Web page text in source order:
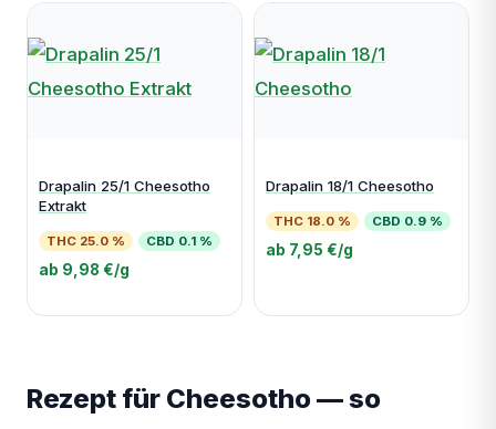
Drapalin 25/1 Cheesotho
Extrakt
THC 25.0 % CBD 0.1 %
ab 9,98 €/g
Drapalin 18/1 Cheesotho
THC 18.0 % CBD 0.9 %
ab 7,95 €/g
Rezept für Cheesotho — so